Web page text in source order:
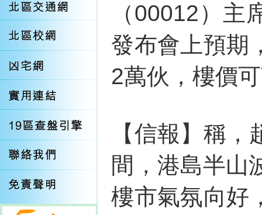
（00012）
發布會上預期
2萬伙，樓價
【信報】稱
間，港島半山
樓市氣氛向好